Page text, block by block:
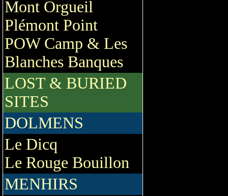
Mont Orgueil
Plémont Point
POW Camp & Les
Blanches Banques
LOST & BURIED
SITES
DOLMENS
Le Dicq
Le Rouge Bouillon
MENHIRS